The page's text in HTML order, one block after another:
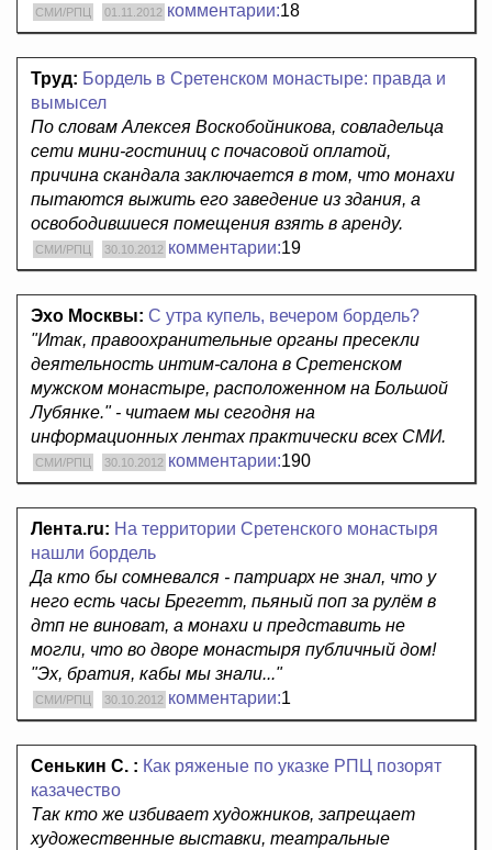
СМИ/РПЦ 01.11.2012 комментарии:18
Труд: Бордель в Сретенском монастыре: правда и
вымысел
По словам Алексея Воскобойникова, совладельца
сети мини-гостиниц с почасовой оплатой,
причина скандала заключается в том, что монахи
пытаются выжить его заведение из здания, а
освободившиеся помещения взять в аренду.
СМИ/РПЦ 30.10.2012 комментарии:19
Эхо Москвы: С утра купель, вечером бордель?
"Итак, правоохранительные органы пресекли
деятельность интим-салона в Сретенском
мужском монастыре, расположенном на Большой
Лубянке." - читаем мы сегодня на
информационных лентах практически всех СМИ.
СМИ/РПЦ 30.10.2012 комментарии:190
Лента.ru: На территории Сретенского монастыря
нашли бордель
Да кто бы сомневался - патриарх не знал, что у
него есть часы Брегетт, пьяный поп за рулём в
дтп не виноват, а монахи и представить не
могли, что во дворе монастыря публичный дом!
"Эх, братия, кабы мы знали..."
СМИ/РПЦ 30.10.2012 комментарии:1
Сенькин С. : Как ряженые по указке РПЦ позорят
казачество
Так кто же избивает художников, запрещает
художественные выставки, театральные